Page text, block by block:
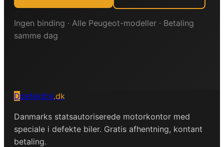
Ingen binding · Alle Peugeot-modeller · Betaling
samme dag
Ddefektbil.dk
Danmarks statsautoriserede motorkontor med
speciale i defekte biler. Gratis afhentning, kontant
betaling.